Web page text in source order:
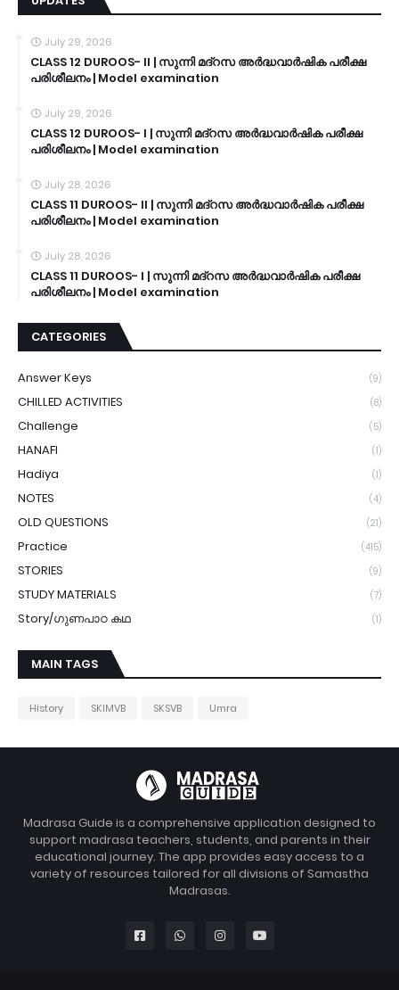
July 29, 2026
CLASS 12 DUROOS- II | സുന്നി മദ്റസ അർദ്ധവാർഷിക പരീക്ഷ
പരിശീലനം | Model examination
July 29, 2026
CLASS 12 DUROOS- I | സുന്നി മദ്റസ അർദ്ധവാർഷിക പരീക്ഷ
പരിശീലനം | Model examination
July 28, 2026
CLASS 11 DUROOS- II | സുന്നി മദ്റസ അർദ്ധവാർഷിക പരീക്ഷ
പരിശീലനം | Model examination
July 28, 2026
CLASS 11 DUROOS- I | സുന്നി മദ്റസ അർദ്ധവാർഷിക പരീക്ഷ
പരിശീലനം | Model examination
CATEGORIES
Answer Keys (9)
CHILLED ACTIVITIES (8)
Challenge (5)
HANAFI (1)
Hadiya (1)
NOTES (4)
OLD QUESTIONS (21)
Practice (415)
STORIES (9)
STUDY MATERIALS (7)
Story/ഗുണപാഠ കഥ (1)
MAIN TAGS
History SKIMVB SKSVB Umra
Madrasa Guide is a comprehensive application designed to
support madrasa teachers, students, and parents in their
educational journey. The app provides easy access to a
variety of resources tailored for all divisions of Samastha
Madrasas.